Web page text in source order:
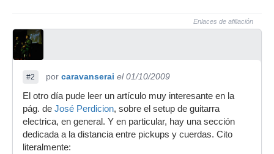
Enlaces de afiliación
#2 por caravanserai el 01/10/2009
El otro día pude leer un artículo muy interesante en la
pág. de José Perdicion, sobre el setup de guitarra
electrica, en general. Y en particular, hay una sección
dedicada a la distancia entre pickups y cuerdas. Cito
literalmente: